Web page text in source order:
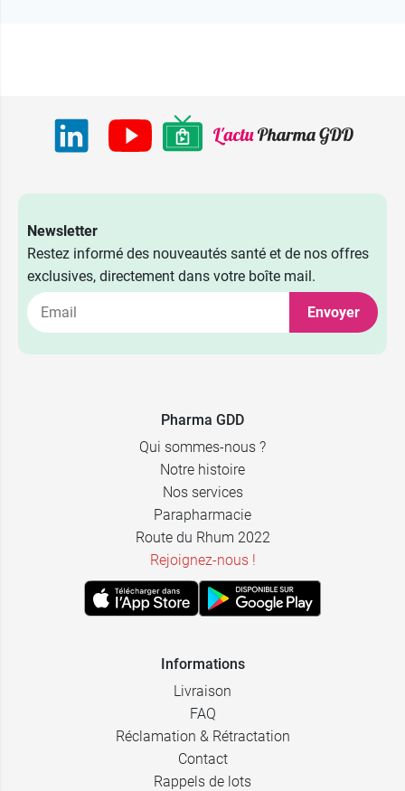
Newsletter
Restez informé des nouveautés santé et de nos offres
exclusives, directement dans votre boîte mail.
Envoyer
Pharma GDD
Qui sommes-nous ?
Notre histoire
Nos services
Parapharmacie
Route du Rhum 2022
Rejoignez-nous !
Informations
Livraison
FAQ
Réclamation & Rétractation
Contact
Rappels de lots